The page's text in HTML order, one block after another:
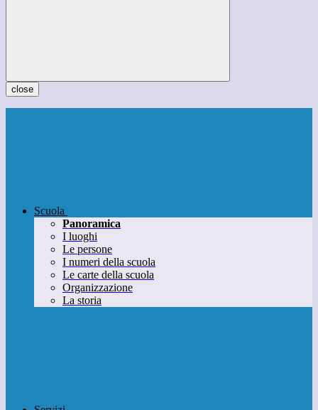
close
Scuola
Panoramica
I luoghi
Le persone
I numeri della scuola
Le carte della scuola
Organizzazione
La storia